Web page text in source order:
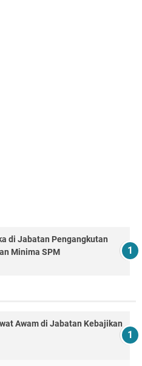
di Jabatan Pengangkutan
Minima SPM
Awam di Jabatan Kebajikan